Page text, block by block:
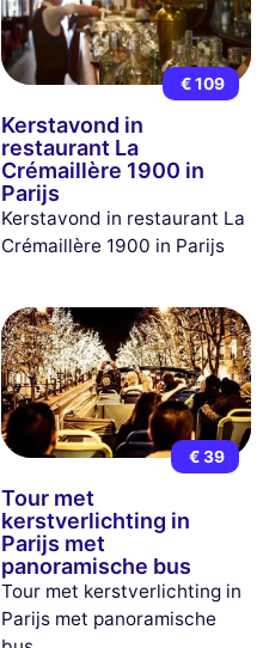
€ 109
Kerstavond in
restaurant La
Crémaillère 1900 in
Parijs
Kerstavond in restaurant La
Crémaillère 1900 in Parijs
€ 39
Tour met
kerstverlichting in
Parijs met
panoramische bus
Tour met kerstverlichting in
Parijs met panoramische